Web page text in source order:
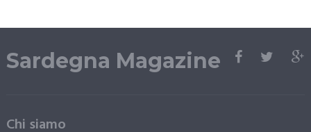
Sardegna Magazine
Chi siamo